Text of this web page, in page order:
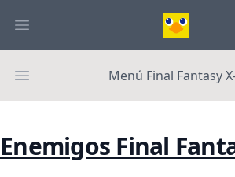
Menú Final Fantasy
Enemigos Final